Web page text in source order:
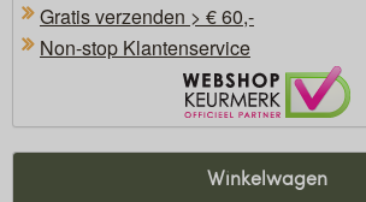
Gratis verzenden > € 60,-
Non-stop Klantenservice
Winkelwagen